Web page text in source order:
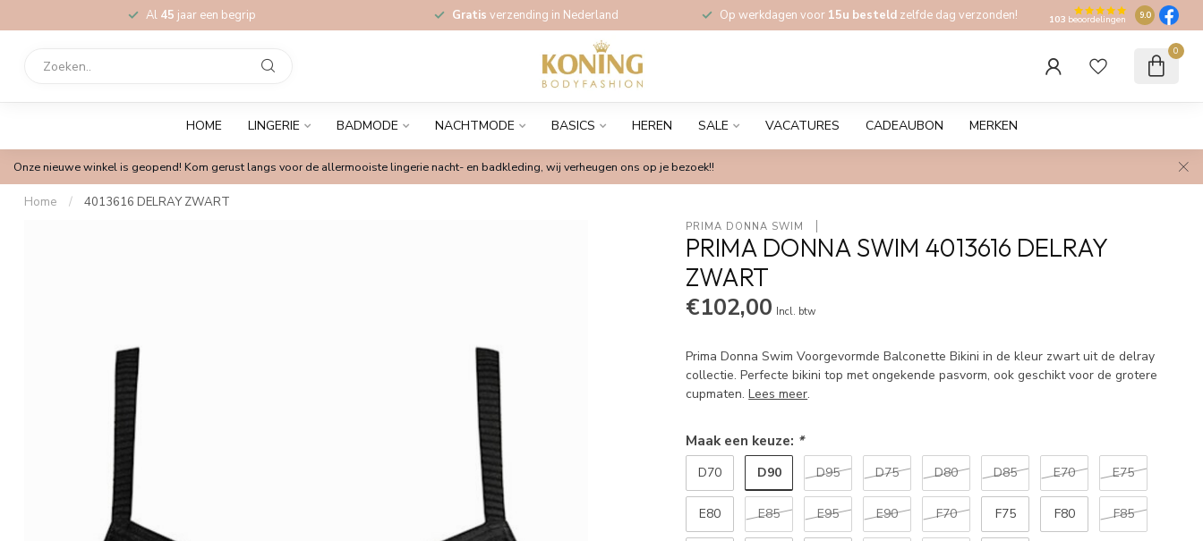
Al 45 jaar een begrip Gratis verzending in Nederland Op werkdagen voor 15u besteld zelfde dag verzonden! 103 beoordelingen 9.0
0
HOME LINGERIE BADMODE NACHTMODE BASICS HEREN SALE VACATURES CADEAUBON MERKEN
Onze nieuwe winkel is geopend! Kom gerust langs voor de allermooiste lingerie nacht- en badkleding, wij verheugen ons op je bezoek!!
Home / 4013616 DELRAY ZWART
PRIMA DONNA SWIM
PRIMA DONNA SWIM 4013616 DELRAY
ZWART
€102,00 Incl. btw
Prima Donna Swim Voorgevormde Balconette Bikini in de kleur zwart uit de delray
collectie. Perfecte bikini top met ongekende pasvorm, ook geschikt voor de grotere
cupmaten.Lees meer.
Maak een keuze: *
D70 D90 D95 D75 D80 D85 E70 E75
E80 E85 E95 E90 F70 F75 F80 F85